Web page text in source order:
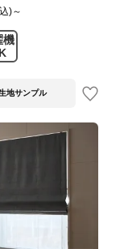
)～
機
地サンプル